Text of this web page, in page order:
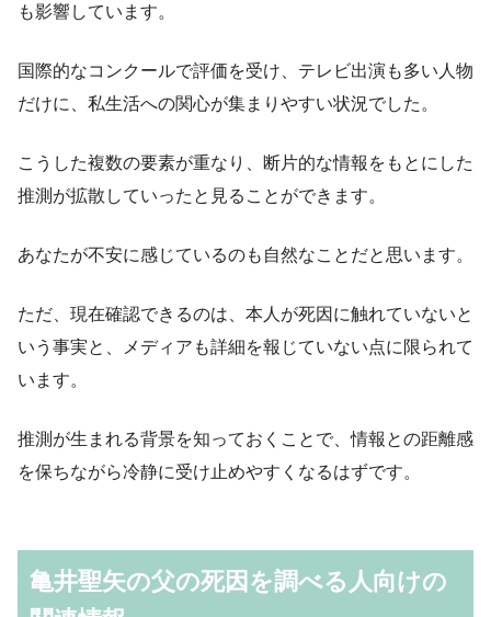
も影響しています。
国際的なコンクールで評価を受け、テレビ出演も多い人物
だけに、私生活への関心が集まりやすい状況でした。
こうした複数の要素が重なり、断片的な情報をもとにした
推測が拡散していったと見ることができます。
あなたが不安に感じているのも自然なことだと思います。
ただ、現在確認できるのは、本人が死因に触れていないと
いう事実と、メディアも詳細を報じていない点に限られて
います。
推測が生まれる背景を知っておくことで、情報との距離感
を保ちながら冷静に受け止めやすくなるはずです。
亀井聖矢の父の死因を調べる人向けの